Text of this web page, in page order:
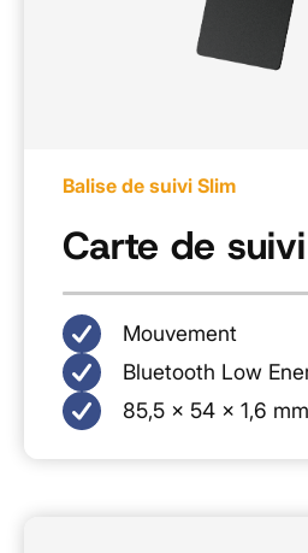
Balise de suivi Slim
Carte de
Mouvement
Bluetooth Low
85,5 × 54 × 1,6 mm